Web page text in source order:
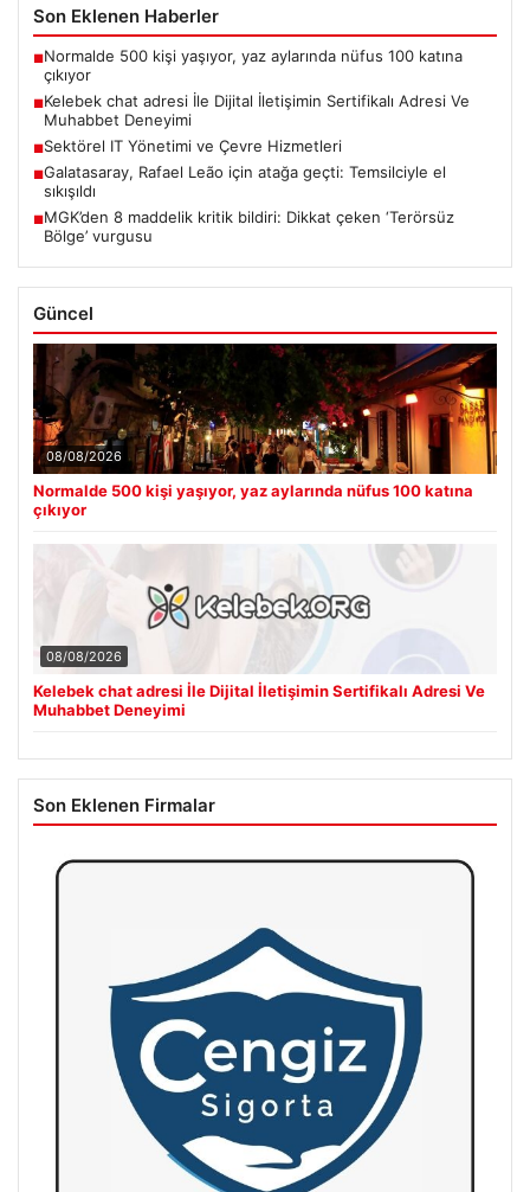
Son Eklenen Haberler
■Normalde 500 kişi yaşıyor, yaz aylarında nüfus 100 katına
çıkıyor
■Kelebek chat adresi İle Dijital İletişimin Sertifikalı Adresi Ve
Muhabbet Deneyimi
■Sektörel IT Yönetimi ve Çevre Hizmetleri
■Galatasaray, Rafael Leão için atağa geçti: Temsilciyle el
sıkışıldı
■MGK’den 8 maddelik kritik bildiri: Dikkat çeken ‘Terörsüz
Bölge’ vurgusu
Güncel
08/08/2026
Normalde 500 kişi yaşıyor, yaz aylarında nüfus 100 katına
çıkıyor
08/08/2026
Kelebek chat adresi İle Dijital İletişimin Sertifikalı Adresi Ve
Muhabbet Deneyimi
Son Eklenen Firmalar